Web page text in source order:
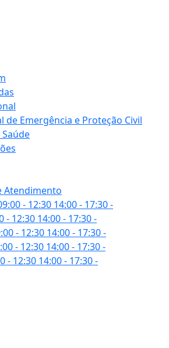
de Emergência e Proteção Civil
Atendimento
- 12:30 14:00 - 17:30-
- 12:30 14:00 - 17:30-
- 12:30 14:00 - 17:30-
- 12:30 14:00 - 17:30-
- 12:30 14:00 - 17:30-